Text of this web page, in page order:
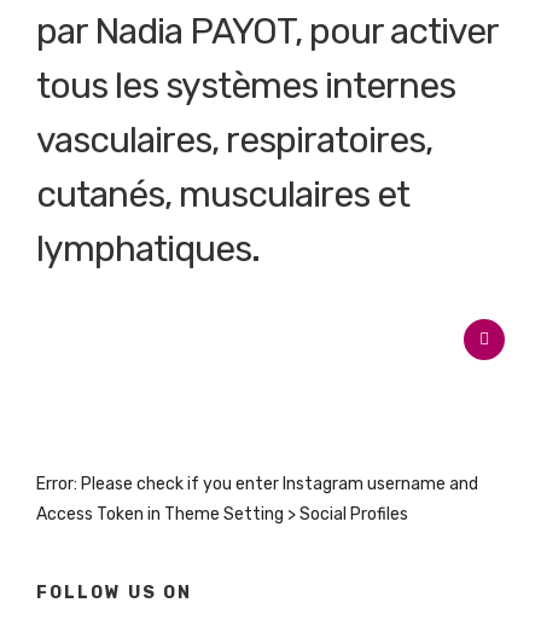
par Nadia PAYOT, pour activer
tous les systèmes internes
vasculaires, respiratoires,
cutanés, musculaires et
lymphatiques.
Error: Please check if you enter Instagram username and
Access Token in Theme Setting > Social Profiles
FOLLOW US ON